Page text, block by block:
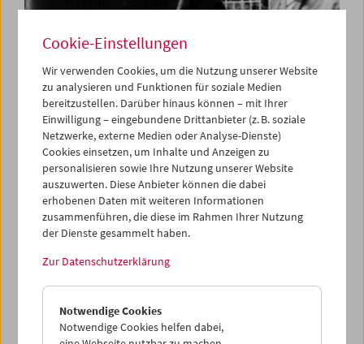
Carte blanche
Jerusalem Cinematheque
Cookie-Einstellungen
Wir verwenden Cookies, um die Nutzung unserer Website
zu analysieren und Funktionen für soziale Medien
bereitzustellen. Darüber hinaus können – mit Ihrer
Einwilligung – eingebundene Drittanbieter (z. B. soziale
Netzwerke, externe Medien oder Analyse-Dienste)
Cookies einsetzen, um Inhalte und Anzeigen zu
personalisieren sowie Ihre Nutzung unserer Website
auszuwerten. Diese Anbieter können die dabei
erhobenen Daten mit weiteren Informationen
zusammenführen, die diese im Rahmen Ihrer Nutzung
der Dienste gesammelt haben.
Zur Datenschutzerklärung
Notwendige Cookies
Notwendige Cookies helfen dabei,